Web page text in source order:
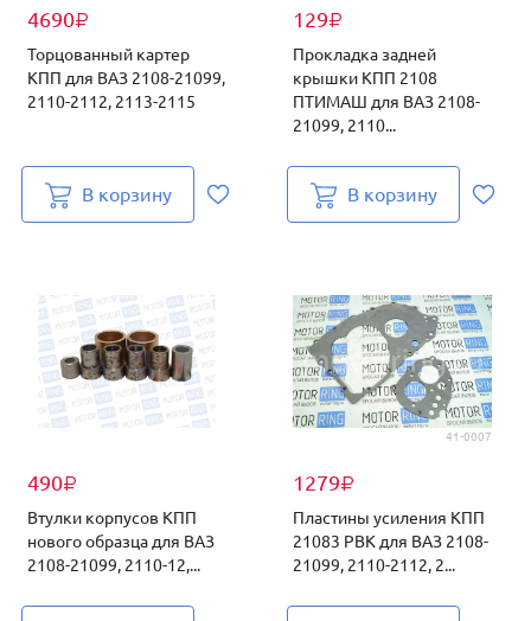
4690₽
Торцованный картер
КПП для ВАЗ 2108-21099,
2110-2112, 2113-2115
В корзину
129₽
Прокладка задней
крышки КПП 2108
ПТИМАШ для ВАЗ 2108-
21099, 2110...
В корзину
490₽
Втулки корпусов КПП
нового образца для ВАЗ
2108-21099, 2110-12,...
41-0007
1279₽
Пластины усиления КПП
21083 PBK для ВАЗ 2108-
21099, 2110-2112, 2...